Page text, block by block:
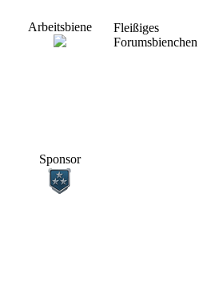
Arbeitsbiene
Fleißiges
Forumsbienchen
Sponsor